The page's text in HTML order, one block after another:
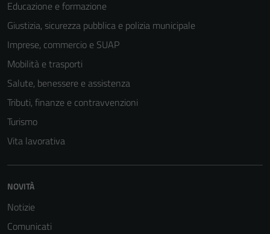
Educazione e formazione
Giustizia, sicurezza pubblica e polizia municipale
Imprese, commercio e SUAP
Mobilità e trasporti
Salute, benessere e assistenza
Tributi, finanze e contravvenzioni
Turismo
Vita lavorativa
NOVITÀ
Notizie
Comunicati